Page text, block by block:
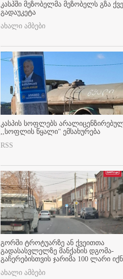
კასპში მეზობელმა მეზობელს გზა
გადაუკეტა
ახალი ამბები
კასპის სოფლებს
,,სოფლის წყალი" ემსახურება
RSS
გორში ტროტუარზე ან ქვეითთა
გადასასვლელზე მანქანის დგომა-
გაჩერებისთვის ჯარიმა 100 ლარი
ახალი ამბები